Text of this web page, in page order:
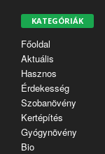
KATEGÓRIÁK
Főoldal
Aktuális
Hasznos
Érdekesség
Szobanövény
Kertépítés
Gyógynövény
Bio